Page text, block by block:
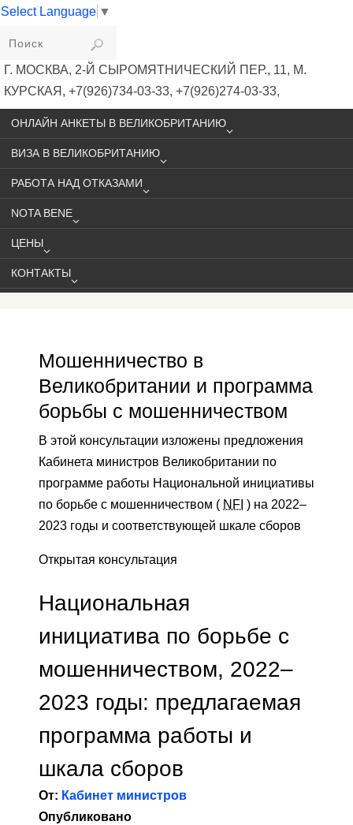
Select Language ▼
VIKIVISA
Г. МОСКВА, 2-Й СЫРОМЯТНИЧЕСКИЙ ПЕР., 11, М.
КУРСКАЯ, +7(926)734-03-33, +7(926)274-03-33,
VISA@VIKIVISA.RU
ОНЛАЙН АНКЕТЫ В ВЕЛИКОБРИТАНИЮ
ВИЗА В ВЕЛИКОБРИТАНИЮ
РАБОТА НАД ОТКАЗАМИ
NOTA BENE
ЦЕНЫ
КОНТАКТЫ
Мошенничество в
Великобритании и программа
борьбы с мошенничеством
В этой консультации изложены предложения
Кабинета министров Великобритании по
программе работы Национальной инициативы
по борьбе с мошенничеством ( NFI ) на 2022–
2023 годы и соответствующей шкале сборов
Открытая консультация
Национальная
инициатива по борьбе с
мошенничеством, 2022–
2023 годы: предлагаемая
программа работы и
шкала сборов
От: Кабинет министров
Опубликовано